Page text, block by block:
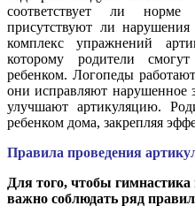
соответствует ли
присутствуют ли
комплекс упражнений
которому родители
ребенком. Логопеды
они исправляют нарушенное
улучшают артикуляцию.
ребенком дома, закрепляя
Правила проведения
Для того, чтобы
важно соблюдать ряд